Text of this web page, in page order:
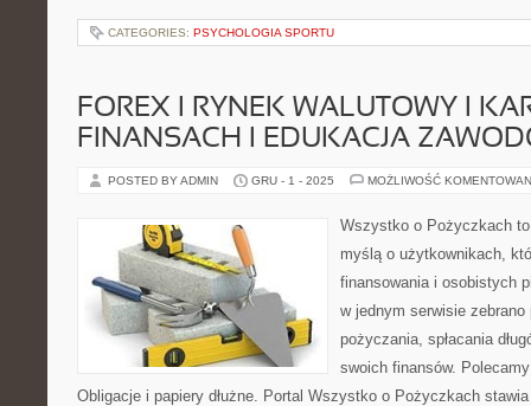
CATEGORIES: PSYCHOLOGIA SPORTU
FOREX I RYNEK WALUTOWY I
FINANSACH I EDUKACJA
POSTED BY ADMIN GRU - 1 - 2025 MOŻLIWOŚĆ
Wszystko o Pożyczkach
myślą o użytkownikach,
finansowania i osobistych
w jednym serwisie
pożyczania, spłacania
swoich finansów.
Obligacje i papiery dłużne. Portal Wszystko o Pożyczkach